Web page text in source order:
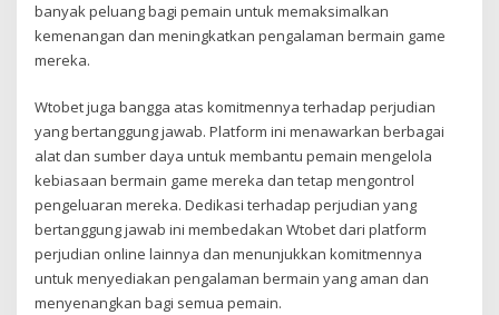
banyak peluang bagi pemain untuk memaksimalkan
kemenangan dan meningkatkan pengalaman bermain game
mereka.
Wtobet juga bangga atas komitmennya terhadap perjudian
yang bertanggung jawab. Platform ini menawarkan berbagai
alat dan sumber daya untuk membantu pemain mengelola
kebiasaan bermain game mereka dan tetap mengontrol
pengeluaran mereka. Dedikasi terhadap perjudian yang
bertanggung jawab ini membedakan Wtobet dari platform
perjudian online lainnya dan menunjukkan komitmennya
untuk menyediakan pengalaman bermain yang aman dan
menyenangkan bagi semua pemain.